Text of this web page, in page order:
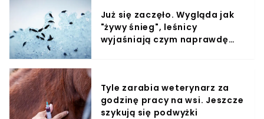
Już się zaczęło. Wygląda jak
"żywy śnieg", leśnicy
wyjaśniają czym naprawdę
Tyle zarabia weterynarz za
godzinę pracy na wsi. Jeszcze
szykują się podwyżki